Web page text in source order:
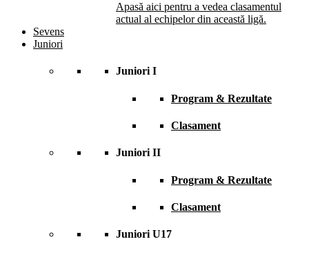
Apasă aici pentru a vedea clasamentul
actual al echipelor din această ligă.
Sevens
Juniori
Juniori I
Program & Rezultate
Clasament
Juniori II
Program & Rezultate
Clasament
Juniori U17